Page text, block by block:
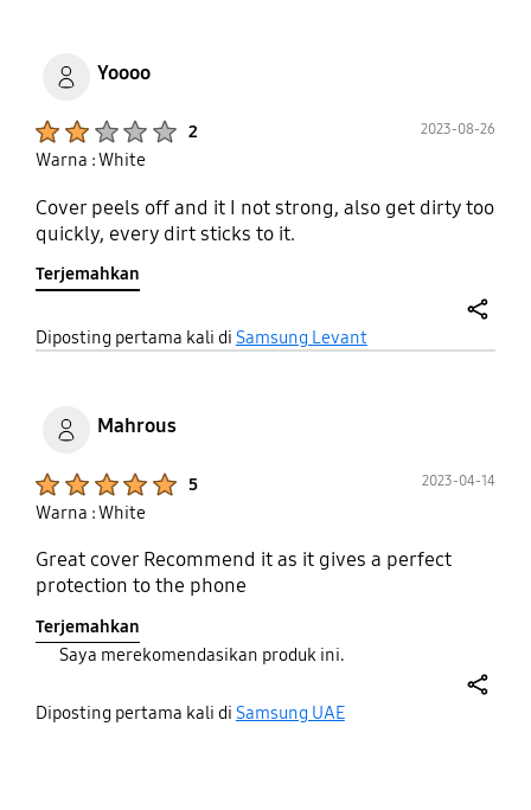
Yoooo
2 2023-08-26
Warna : White
Cover peels off and it I not strong, also get dirty too
quickly, every dirt sticks to it.
Terjemahkan
Diposting pertama kali di Samsung Levant
Mahrous
5 2023-04-14
Warna : White
Great cover Recommend it as it gives a perfect
protection to the phone
Terjemahkan
Saya merekomendasikan produk ini.
Diposting pertama kali di Samsung UAE